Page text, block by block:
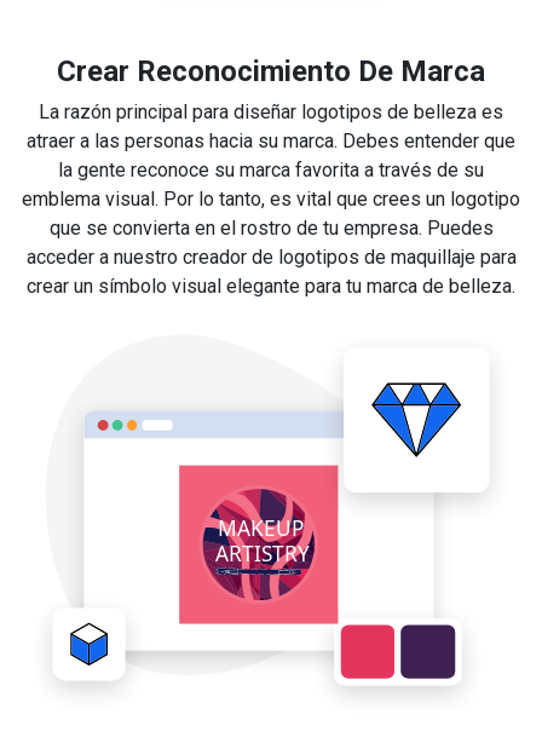
Crear Reconocimiento De Marca
La razón principal para diseñar logotipos de belleza es
atraer a las personas hacia su marca. Debes entender que
la gente reconoce su marca favorita a través de su
emblema visual. Por lo tanto, es vital que crees un logotipo
que se convierta en el rostro de tu empresa. Puedes
acceder a nuestro creador de logotipos de maquillaje para
crear un símbolo visual elegante para tu marca de belleza.